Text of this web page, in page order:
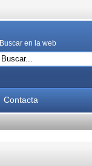
Buscar en la web
Contacta